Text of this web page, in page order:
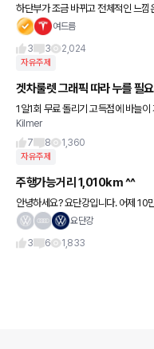
하단부가 조금 바뀌고 전체적인 느낌은 현행과 비슷 하네요ㅎ 부분변
경 모델은 올해말 공개 내년에 인도
여드름
3
3 2,024
자유주제
겟차룰렛 그래픽 따라 누를 필
1일1회 무료 돌리기 고득점에 바늘이 가리키도록 해봤다가 고득점에
바늘이 멈추도록 해봤다가 등 제동거리(?) 가늠하여 정성스럽게 누를
Kilmer
7
8 1,360
자유주제
주행가능거리 1,010km ^^
안녕하세요? 요단강입니다. 어제 10만원 주유하고 이제껏 운전하면
서 처음 보는 주행가능거리가 떠서 보
좋
요단강
3
6 1,833